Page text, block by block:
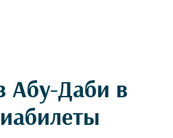
Абу-Даби в